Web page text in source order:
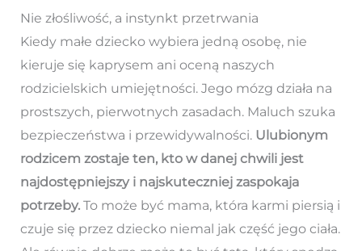
Nie złośliwość, a instynkt przetrwania
Kiedy małe dziecko wybiera jedną osobę, nie
kieruje się kaprysem ani oceną naszych
rodzicielskich umiejętności. Jego mózg działa na
prostszych, pierwotnych zasadach. Maluch szuka
bezpieczeństwa i przewidywalności. Ulubionym
rodzicem zostaje ten, kto w danej chwili jest
najdostępniejszy i najskuteczniej zaspokaja
potrzeby.To może być mama, która karmi piersią i
czuje się przez dziecko niemal jak część jego ciała.